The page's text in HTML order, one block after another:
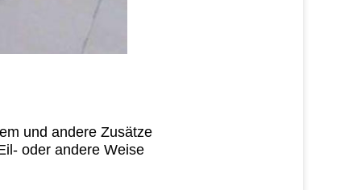
und andere Zusätze
oder andere Weise